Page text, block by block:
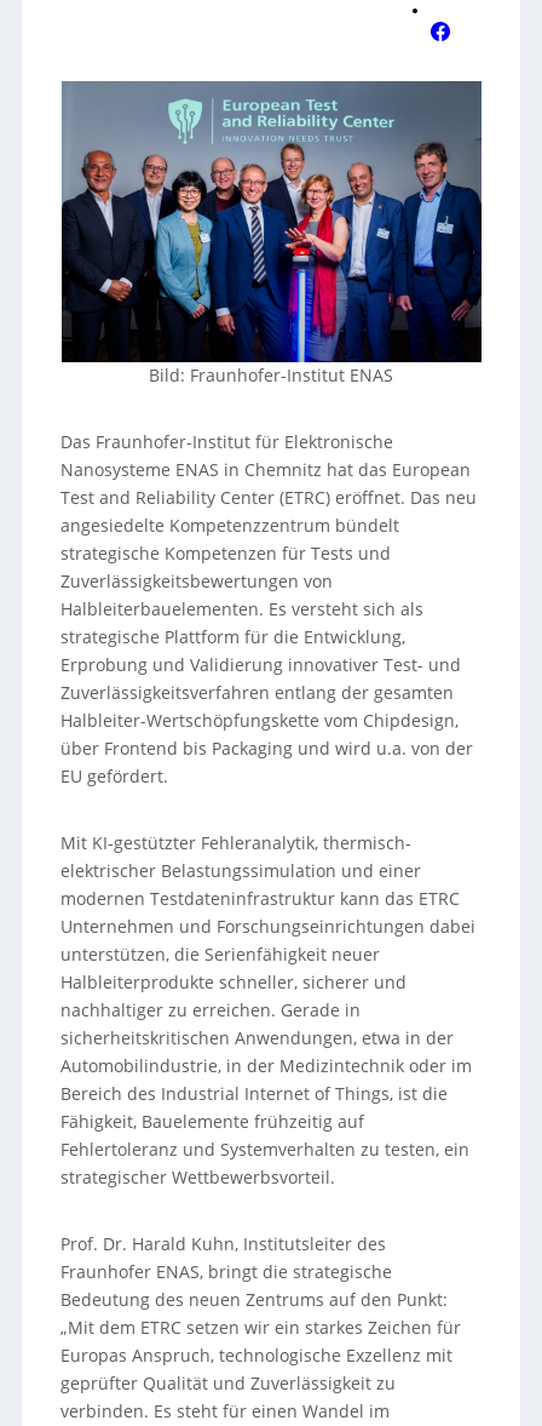
Bild: Fraunhofer-Institut ENAS
Das Fraunhofer-Institut für Elektronische
Nanosysteme ENAS in Chemnitz hat das European
Test and Reliability Center (ETRC) eröffnet. Das neu
angesiedelte Kompetenzzentrum bündelt
strategische Kompetenzen für Tests und
Zuverlässigkeitsbewertungen von
Halbleiterbauelementen. Es versteht sich als
strategische Plattform für die Entwicklung,
Erprobung und Validierung innovativer Test- und
Zuverlässigkeitsverfahren entlang der gesamten
Halbleiter-Wertschöpfungskette vom Chipdesign,
über Frontend bis Packaging und wird u.a. von der
EU gefördert.
Mit KI-gestützter Fehleranalytik, thermisch-
elektrischer Belastungssimulation und einer
modernen Testdateninfrastruktur kann das ETRC
Unternehmen und Forschungseinrichtungen dabei
unterstützen, die Serienfähigkeit neuer
Halbleiterprodukte schneller, sicherer und
nachhaltiger zu erreichen. Gerade in
sicherheitskritischen Anwendungen, etwa in der
Automobilindustrie, in der Medizintechnik oder im
Bereich des Industrial Internet of Things, ist die
Fähigkeit, Bauelemente frühzeitig auf
Fehlertoleranz und Systemverhalten zu testen, ein
strategischer Wettbewerbsvorteil.
Prof. Dr. Harald Kuhn, Institutsleiter des
Fraunhofer ENAS, bringt die strategische
Bedeutung des neuen Zentrums auf den Punkt:
„Mit dem ETRC setzen wir ein starkes Zeichen für
Europas Anspruch, technologische Exzellenz mit
geprüfter Qualität und Zuverlässigkeit zu
verbinden. Es steht für einen Wandel im